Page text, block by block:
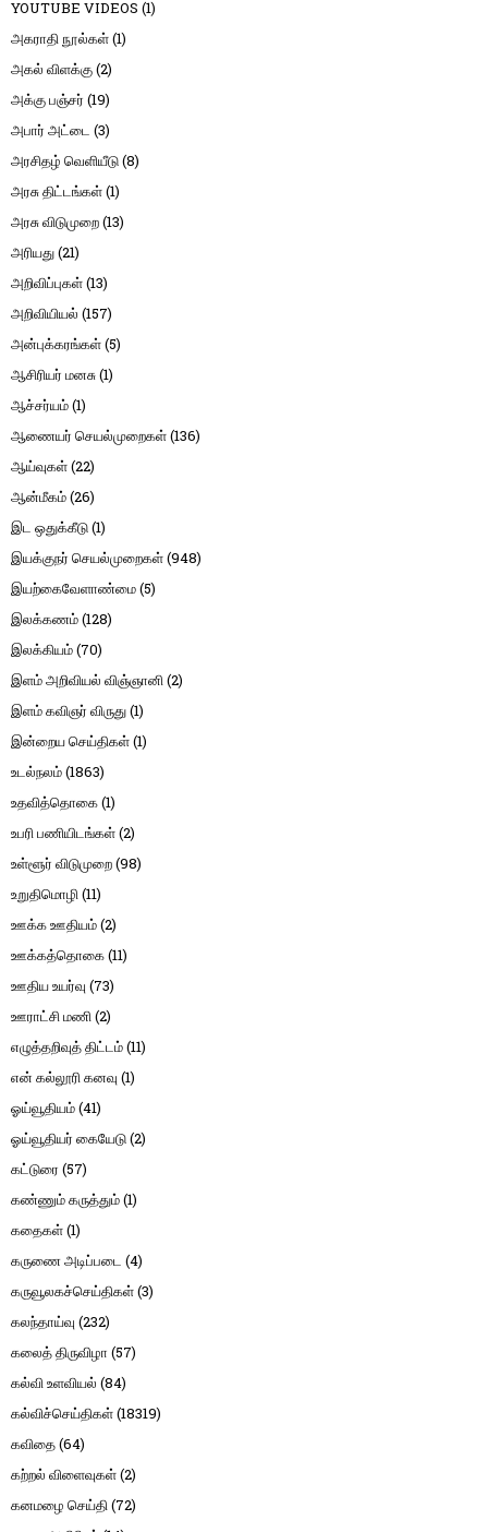
YOUTUBE VIDEOS (1)
அகராதி நூல்கள்(1)
அகல் விளக்கு(2)
அக்கு பஞ்சர் (19)
அபார் அட்டை (3)
அரசிதழ் வெளியீடு(8)
அரசு திட்டங்கள்(1)
அரசு விடுமுறை(13)
அரியது(21)
அறிவிப்புகள்(13)
அறிவியியல் (157)
அன்புக்கரங்கள்(5)
ஆசிரியர் மனசு(1)
ஆச்சர்யம்(1)
ஆணையர் செயல்முறைகள்(136)
ஆய்வுகள்(22)
ஆன்மீகம்(26)
இட ஒதுக்கீடு(1)
இயக்குநர் செயல்முறைகள்(948)
இயற்கைவேளாண்மை(5)
இலக்கணம்(128)
இலக்கியம்(70)
இளம் அறிவியல் விஞ்ஞானி(2)
இளம் கவிஞர் விருது(1)
இன்றைய செய்திகள்(1)
உடல்நலம்(1863)
உதவித்தொகை(1)
உபரி பணியிடங்கள்(2)
உள்ளூர் விடுமுறை(98)
உறுதிமொழி(11)
ஊக்க ஊதியம்(2)
ஊக்கத்தொகை(11)
ஊதிய உயர்வு (73)
ஊராட்சி மணி(2)
எழுத்தறிவுத் திட்டம்(11)
என் கல்லூரி கனவு (1)
ஓய்வூதியம்(41)
ஓய்வூதியர் கையேடு(2)
கட்டுரை (57)
கண்ணும் கருத்தும்(1)
கதைகள்(1)
கருணை அடிப்படை (4)
கருவூலகச்செய்திகள்(3)
கலந்தாய்வு (232)
கலைத் திருவிழா (57)
கல்வி உளவியல் (84)
கல்விச்செய்திகள்(18319)
கவிதை(64)
கற்றல் விளைவுகள்(2)
கனமழை செய்தி(72)